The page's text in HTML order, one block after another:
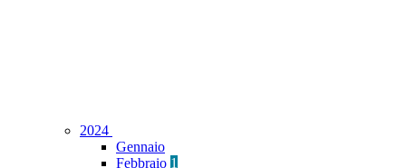
2024
Gennaio
Febbraio 1